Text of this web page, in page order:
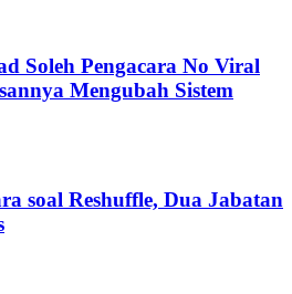
Soleh Pengacara No Viral
Mengubah Sistem
soal Reshuffle, Dua Jabatan